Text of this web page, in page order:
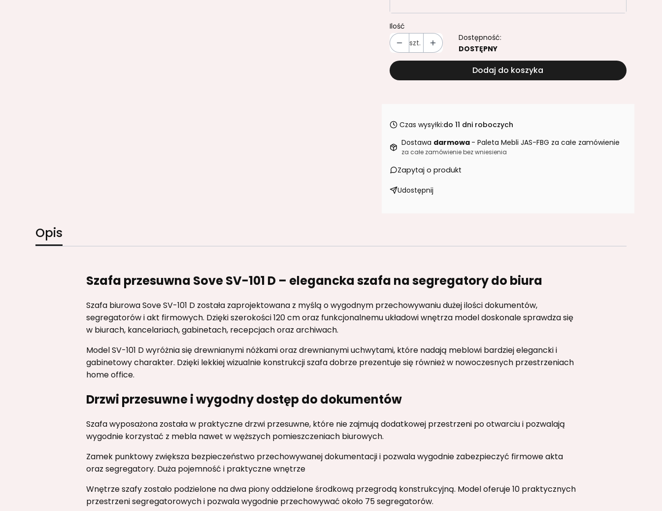
Ilość
szt.
Dostępność:
DOSTĘPNY
Dodaj do koszyka
Czas wysyłki:do 11 dni roboczych
Dostawa darmowa - Paleta Mebli JAS-FBG za całe zamówienie
za całe zamówienie bez wniesienia
Zapytaj o produkt
Udostępnij
Opis
Szafa przesuwna Sove SV-101 D – elegancka szafa na segregatory do biura
Szafa biurowa Sove SV-101 D została zaprojektowana z myślą o wygodnym przechowywaniu dużej ilości dokumentów,
segregatorów i akt firmowych. Dzięki szerokości 120 cm oraz funkcjonalnemu układowi wnętrza model doskonale sprawdza się
w biurach, kancelariach, gabinetach, recepcjach oraz archiwach.
Model SV-101 D wyróżnia się drewnianymi nóżkami oraz drewnianymi uchwytami, które nadają meblowi bardziej elegancki i
gabinetowy charakter. Dzięki lekkiej wizualnie konstrukcji szafa dobrze prezentuje się również w nowoczesnych przestrzeniach
home office.
Drzwi przesuwne i wygodny dostęp do dokumentów
Szafa wyposażona została w praktyczne drzwi przesuwne, które nie zajmują dodatkowej przestrzeni po otwarciu i pozwalają
wygodnie korzystać z mebla nawet w węższych pomieszczeniach biurowych.
Zamek punktowy zwiększa bezpieczeństwo przechowywanej dokumentacji i pozwala wygodnie zabezpieczyć firmowe akta
oraz segregatory. Duża pojemność i praktyczne wnętrze
Wnętrze szafy zostało podzielone na dwa piony oddzielone środkową przegrodą konstrukcyjną. Model oferuje 10 praktycznych
przestrzeni segregatorowych i pozwala wygodnie przechowywać około 75 segregatorów.